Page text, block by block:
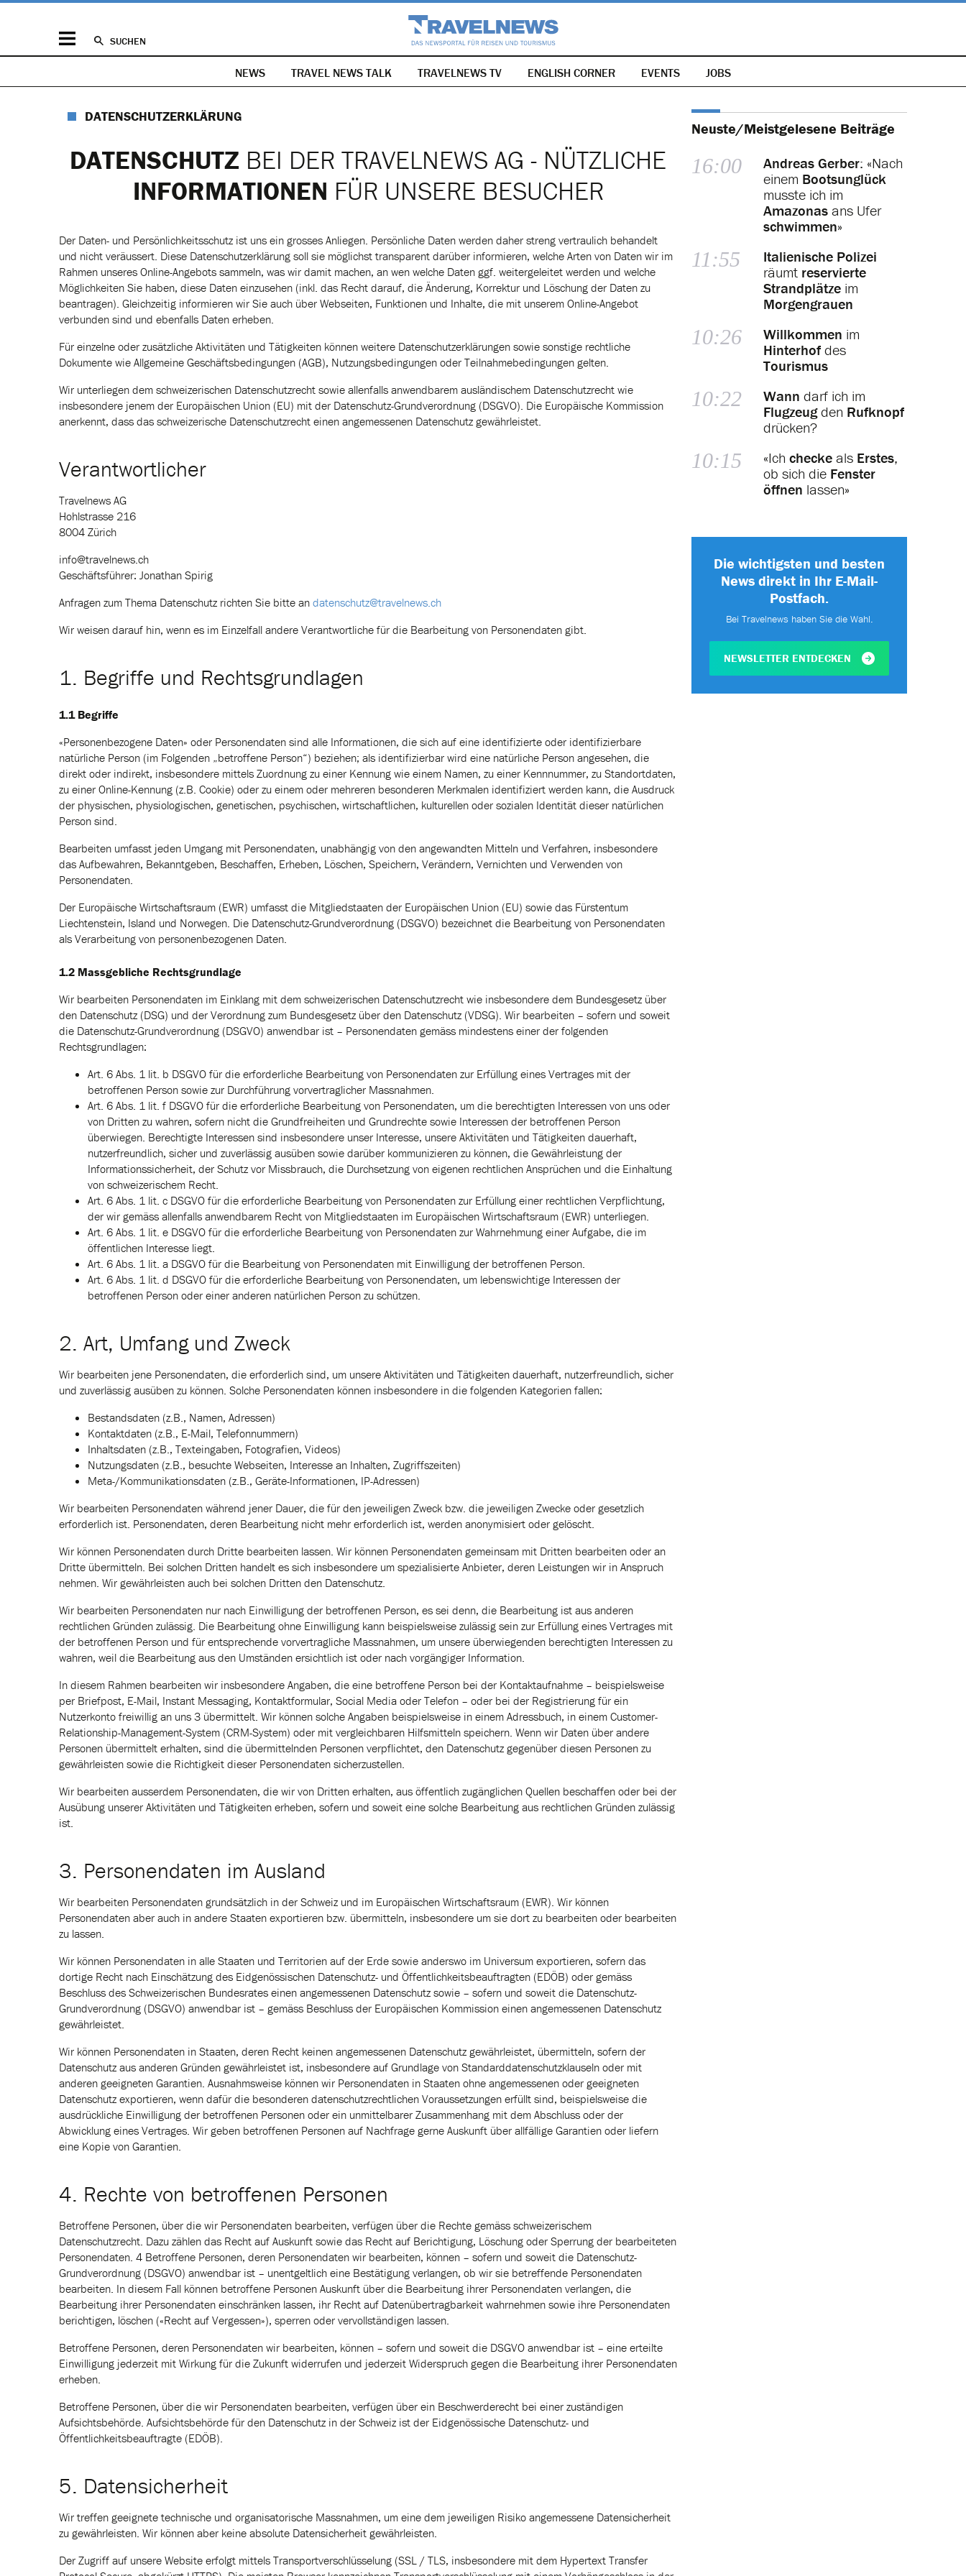
SUCHEN
NAVIGATION
ÜBERSPRINGEN
NEWS TRAVEL NEWS TALK TRAVELNEWS TV ENGLISH CORNER EVENTS JOBS
DATENSCHUTZERKLÄRUNG
DATENSCHUTZ BEI DER TRAVELNEWS AG - NÜTZLICHE
INFORMATIONEN FÜR UNSERE BESUCHER
Der Daten- und Persönlichkeitsschutz ist uns ein grosses Anliegen. Persönliche Daten werden daher streng vertraulich behandelt
und nicht veräussert. Diese Datenschutzerklärung soll sie möglichst transparent darüber informieren, welche Arten von Daten wir im
Rahmen unseres Online-Angebots sammeln, was wir damit machen, an wen welche Daten ggf. weitergeleitet werden und welche
Möglichkeiten Sie haben, diese Daten einzusehen (inkl. das Recht darauf, die Änderung, Korrektur und Löschung der Daten zu
beantragen). Gleichzeitig informieren wir Sie auch über Webseiten, Funktionen und Inhalte, die mit unserem Online-Angebot
verbunden sind und ebenfalls Daten erheben.
Für einzelne oder zusätzliche Aktivitäten und Tätigkeiten können weitere Datenschutzerklärungen sowie sonstige rechtliche
Dokumente wie Allgemeine Geschäftsbedingungen (AGB), Nutzungsbedingungen oder Teilnahmebedingungen gelten.
Wir unterliegen dem schweizerischen Datenschutzrecht sowie allenfalls anwendbarem ausländischem Datenschutzrecht wie
insbesondere jenem der Europäischen Union (EU) mit der Datenschutz-Grundverordnung (DSGVO). Die Europäische Kommission
anerkennt, dass das schweizerische Datenschutzrecht einen angemessenen Datenschutz gewährleistet.
Verantwortlicher
Travelnews AG
Hohlstrasse 216
8004 Zürich
info@travelnews.ch
Geschäftsführer: Jonathan Spirig
Anfragen zum Thema Datenschutz richten Sie bitte an datenschutz@travelnews.ch
Wir weisen darauf hin, wenn es im Einzelfall andere Verantwortliche für die Bearbeitung von Personendaten gibt.
1. Begriffe und Rechtsgrundlagen
1.1 Begriffe
«Personenbezogene Daten» oder Personendaten sind alle Informationen, die sich auf eine identifizierte oder identifizierbare
natürliche Person (im Folgenden „betroffene Person“) beziehen; als identifizierbar wird eine natürliche Person angesehen, die
direkt oder indirekt, insbesondere mittels Zuordnung zu einer Kennung wie einem Namen, zu einer Kennnummer, zu Standortdaten,
zu einer Online-Kennung (z.B. Cookie) oder zu einem oder mehreren besonderen Merkmalen identifiziert werden kann, die Ausdruck
der physischen, physiologischen, genetischen, psychischen, wirtschaftlichen, kulturellen oder sozialen Identität dieser natürlichen
Person sind.
Bearbeiten umfasst jeden Umgang mit Personendaten, unabhängig von den angewandten Mitteln und Verfahren, insbesondere
das Aufbewahren, Bekanntgeben, Beschaffen, Erheben, Löschen, Speichern, Verändern, Vernichten und Verwenden von
Personendaten.
Der Europäische Wirtschaftsraum (EWR) umfasst die Mitgliedstaaten der Europäischen Union (EU) sowie das Fürstentum
Liechtenstein, Island und Norwegen. Die Datenschutz-Grundverordnung (DSGVO) bezeichnet die Bearbeitung von Personendaten
als Verarbeitung von personenbezogenen Daten.
1.2 Massgebliche Rechtsgrundlage
Wir bearbeiten Personendaten im Einklang mit dem schweizerischen Datenschutzrecht wie insbesondere dem Bundesgesetz über
den Datenschutz (DSG) und der Verordnung zum Bundesgesetz über den Datenschutz (VDSG). Wir bearbeiten – sofern und soweit
die Datenschutz-Grundverordnung (DSGVO) anwendbar ist – Personendaten gemäss mindestens einer der folgenden
Rechtsgrundlagen:
Art. 6 Abs. 1 lit. b DSGVO für die erforderliche Bearbeitung von Personendaten zur Erfüllung eines Vertrages mit der
betroffenen Person sowie zur Durchführung vorvertraglicher Massnahmen.
Art. 6 Abs. 1 lit. f DSGVO für die erforderliche Bearbeitung von Personendaten, um die berechtigten Interessen von uns oder
von Dritten zu wahren, sofern nicht die Grundfreiheiten und Grundrechte sowie Interessen der betroffenen Person
überwiegen. Berechtigte Interessen sind insbesondere unser Interesse, unsere Aktivitäten und Tätigkeiten dauerhaft,
nutzerfreundlich, sicher und zuverlässig ausüben sowie darüber kommunizieren zu können, die Gewährleistung der
Informationssicherheit, der Schutz vor Missbrauch, die Durchsetzung von eigenen rechtlichen Ansprüchen und die Einhaltung
von schweizerischem Recht.
Art. 6 Abs. 1 lit. c DSGVO für die erforderliche Bearbeitung von Personendaten zur Erfüllung einer rechtlichen Verpflichtung,
der wir gemäss allenfalls anwendbarem Recht von Mitgliedstaaten im Europäischen Wirtschaftsraum (EWR) unterliegen.
Art. 6 Abs. 1 lit. e DSGVO für die erforderliche Bearbeitung von Personendaten zur Wahrnehmung einer Aufgabe, die im
öffentlichen Interesse liegt.
Art. 6 Abs. 1 lit. a DSGVO für die Bearbeitung von Personendaten mit Einwilligung der betroffenen Person.
Art. 6 Abs. 1 lit. d DSGVO für die erforderliche Bearbeitung von Personendaten, um lebenswichtige Interessen der
betroffenen Person oder einer anderen natürlichen Person zu schützen.
2. Art, Umfang und Zweck
Wir bearbeiten jene Personendaten, die erforderlich sind, um unsere Aktivitäten und Tätigkeiten dauerhaft, nutzerfreundlich, sicher
und zuverlässig ausüben zu können. Solche Personendaten können insbesondere in die folgenden Kategorien fallen:
Bestandsdaten (z.B., Namen, Adressen)
Kontaktdaten (z.B., E-Mail, Telefonnummern)
Inhaltsdaten (z.B., Texteingaben, Fotografien, Videos)
Nutzungsdaten (z.B., besuchte Webseiten, Interesse an Inhalten, Zugriffszeiten)
Meta-/Kommunikationsdaten (z.B., Geräte-Informationen, IP-Adressen)
Wir bearbeiten Personendaten während jener Dauer, die für den jeweiligen Zweck bzw. die jeweiligen Zwecke oder gesetzlich
erforderlich ist. Personendaten, deren Bearbeitung nicht mehr erforderlich ist, werden anonymisiert oder gelöscht.
Wir können Personendaten durch Dritte bearbeiten lassen. Wir können Personendaten gemeinsam mit Dritten bearbeiten oder an
Dritte übermitteln. Bei solchen Dritten handelt es sich insbesondere um spezialisierte Anbieter, deren Leistungen wir in Anspruch
nehmen. Wir gewährleisten auch bei solchen Dritten den Datenschutz.
Wir bearbeiten Personendaten nur nach Einwilligung der betroffenen Person, es sei denn, die Bearbeitung ist aus anderen
rechtlichen Gründen zulässig. Die Bearbeitung ohne Einwilligung kann beispielsweise zulässig sein zur Erfüllung eines Vertrages mit
der betroffenen Person und für entsprechende vorvertragliche Massnahmen, um unsere überwiegenden berechtigten Interessen zu
wahren, weil die Bearbeitung aus den Umständen ersichtlich ist oder nach vorgängiger Information.
In diesem Rahmen bearbeiten wir insbesondere Angaben, die eine betroffene Person bei der Kontaktaufnahme – beispielsweise
per Briefpost, E-Mail, Instant Messaging, Kontaktformular, Social Media oder Telefon – oder bei der Registrierung für ein
Nutzerkonto freiwillig an uns 3 übermittelt. Wir können solche Angaben beispielsweise in einem Adressbuch, in einem Customer-
Relationship-Management-System (CRM-System) oder mit vergleichbaren Hilfsmitteln speichern. Wenn wir Daten über andere
Personen übermittelt erhalten, sind die übermittelnden Personen verpflichtet, den Datenschutz gegenüber diesen Personen zu
gewährleisten sowie die Richtigkeit dieser Personendaten sicherzustellen.
Wir bearbeiten ausserdem Personendaten, die wir von Dritten erhalten, aus öffentlich zugänglichen Quellen beschaffen oder bei der
Ausübung unserer Aktivitäten und Tätigkeiten erheben, sofern und soweit eine solche Bearbeitung aus rechtlichen Gründen zulässig
ist.
3. Personendaten im Ausland
Wir bearbeiten Personendaten grundsätzlich in der Schweiz und im Europäischen Wirtschaftsraum (EWR). Wir können
Personendaten aber auch in andere Staaten exportieren bzw. übermitteln, insbesondere um sie dort zu bearbeiten oder bearbeiten
zu lassen.
Wir können Personendaten in alle Staaten und Territorien auf der Erde sowie anderswo im Universum exportieren, sofern das
dortige Recht nach Einschätzung des Eidgenössischen Datenschutz- und Öffentlichkeitsbeauftragten (EDÖB) oder gemäss
Beschluss des Schweizerischen Bundesrates einen angemessenen Datenschutz sowie – sofern und soweit die Datenschutz-
Grundverordnung (DSGVO) anwendbar ist – gemäss Beschluss der Europäischen Kommission einen angemessenen Datenschutz
gewährleistet.
Wir können Personendaten in Staaten, deren Recht keinen angemessenen Datenschutz gewährleistet, übermitteln, sofern der
Datenschutz aus anderen Gründen gewährleistet ist, insbesondere auf Grundlage von Standarddatenschutzklauseln oder mit
anderen geeigneten Garantien. Ausnahmsweise können wir Personendaten in Staaten ohne angemessenen oder geeigneten
Datenschutz exportieren, wenn dafür die besonderen datenschutzrechtlichen Voraussetzungen erfüllt sind, beispielsweise die
ausdrückliche Einwilligung der betroffenen Personen oder ein unmittelbarer Zusammenhang mit dem Abschluss oder der
Abwicklung eines Vertrages. Wir geben betroffenen Personen auf Nachfrage gerne Auskunft über allfällige Garantien oder liefern
eine Kopie von Garantien.
4. Rechte von betroffenen Personen
Betroffene Personen, über die wir Personendaten bearbeiten, verfügen über die Rechte gemäss schweizerischem
Datenschutzrecht. Dazu zählen das Recht auf Auskunft sowie das Recht auf Berichtigung, Löschung oder Sperrung der bearbeiteten
Personendaten. 4 Betroffene Personen, deren Personendaten wir bearbeiten, können – sofern und soweit die Datenschutz-
Grundverordnung (DSGVO) anwendbar ist – unentgeltlich eine Bestätigung verlangen, ob wir sie betreffende Personendaten
bearbeiten. In diesem Fall können betroffene Personen Auskunft über die Bearbeitung ihrer Personendaten verlangen, die
Bearbeitung ihrer Personendaten einschränken lassen, ihr Recht auf Datenübertragbarkeit wahrnehmen sowie ihre Personendaten
berichtigen, löschen («Recht auf Vergessen»), sperren oder vervollständigen lassen.
Betroffene Personen, deren Personendaten wir bearbeiten, können – sofern und soweit die DSGVO anwendbar ist – eine erteilte
Einwilligung jederzeit mit Wirkung für die Zukunft widerrufen und jederzeit Widerspruch gegen die Bearbeitung ihrer Personendaten
erheben.
Betroffene Personen, über die wir Personendaten bearbeiten, verfügen über ein Beschwerderecht bei einer zuständigen
Aufsichtsbehörde. Aufsichtsbehörde für den Datenschutz in der Schweiz ist der Eidgenössische Datenschutz- und
Öffentlichkeitsbeauftragte (EDÖB).
5. Datensicherheit
Wir treffen geeignete technische und organisatorische Massnahmen, um eine dem jeweiligen Risiko angemessene Datensicherheit
zu gewährleisten. Wir können aber keine absolute Datensicherheit gewährleisten.
Der Zugriff auf unsere Website erfolgt mittels Transportverschlüsselung (SSL / TLS, insbesondere mit dem Hypertext Transfer
Neuste/Meistgelesene Beiträge
16:00 Andreas Gerber: «Nach
einem Bootsunglück
musste ich im
Amazonas ans Ufer
schwimmen»
11:55
Italienische Polizei
räumt reservierte
Strandplätze im
Morgengrauen
10:26 Willkommen im
Hinterhof des
Tourismus
10:22 Wann darf ich im
Flugzeugden Rufknopf
drücken?
10:15 «Ich checke als Erstes,
ob sich die Fenster
öffnen lassen»
Die wichtigsten und besten
News direkt in Ihr E-Mail-
Postfach.
Bei Travelnews haben Sie die Wahl.
NEWSLETTER ENTDECKEN